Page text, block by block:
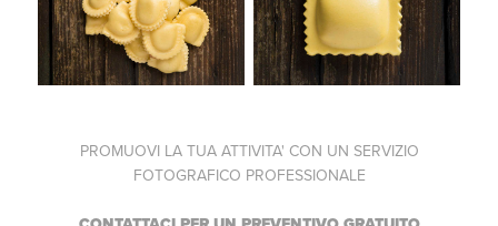
PROMUOVI LA TUA ATTIVITA' CON UN SERVIZIO
FOTOGRAFICO PROFESSIONALE